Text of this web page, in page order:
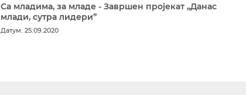
Са младима, за младе - Завршен пројекат „Данас
млади, сутра лидери”
Датум: 25.09.2020